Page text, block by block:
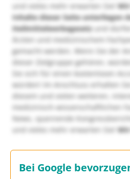
und vieles mehr erwarten Sie!
Inhalte dieser Seite unterliegen
Heilmittelwerbegesetzund
Ärzten und medizinischem
gemacht werden. Wenn Sie der
dieser Zielgruppe gehören,
Sie sich für einen kostenlosen
würden! Im Anschluss erhalten
diesem und vielen weiteren,
medizinisch-wissenschaftlichen
News, spannende
und vieles mehr erwarten Sie!
Bei Google